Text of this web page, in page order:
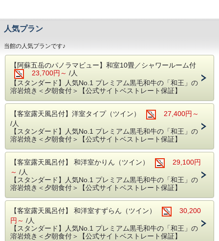
人気プラン
当館の人気プランです♪
【阿蘇五岳のパノラマビュー】和室10畳／シャワールーム付
23,700円～ /人
【スタンダード】人気No.1 プレミアム黒毛和牛の「和王」の
溶岩焼き＜夕朝食付＞【公式サイトベストレート保証】
【客室露天風呂付】洋室タイプ（ツイン）
27,400円～
/人
【スタンダード】人気No.1 プレミアム黒毛和牛の「和王」の
溶岩焼き＜夕朝食付＞【公式サイトベストレート保証】
【客室露天風呂付】 和洋室かりん（ツイン）
29,100円
～ /人
【スタンダード】人気No.1 プレミアム黒毛和牛の「和王」の
溶岩焼き＜夕朝食付＞【公式サイトベストレート保証】
【客室露天風呂付】 和洋室すずらん（ツイン）
30,200
円～ /人
【スタンダード】人気No.1 プレミアム黒毛和牛の「和王」の
溶岩焼き＜夕朝食付＞【公式サイトベストレート保証】